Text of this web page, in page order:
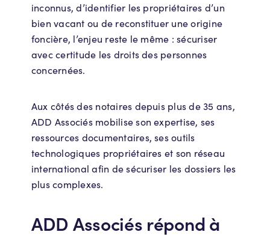
inconnus, d’identifier les propriétaires d’un
bien vacant ou de reconstituer une origine
foncière, l’enjeu reste le même : sécuriser
avec certitude les droits des personnes
concernées.
Aux côtés des notaires depuis plus de 35 ans,
ADD Associés mobilise son expertise, ses
ressources documentaires, ses outils
technologiques propriétaires et son réseau
international afin de sécuriser les dossiers les
plus complexes.
ADD Associés répond à